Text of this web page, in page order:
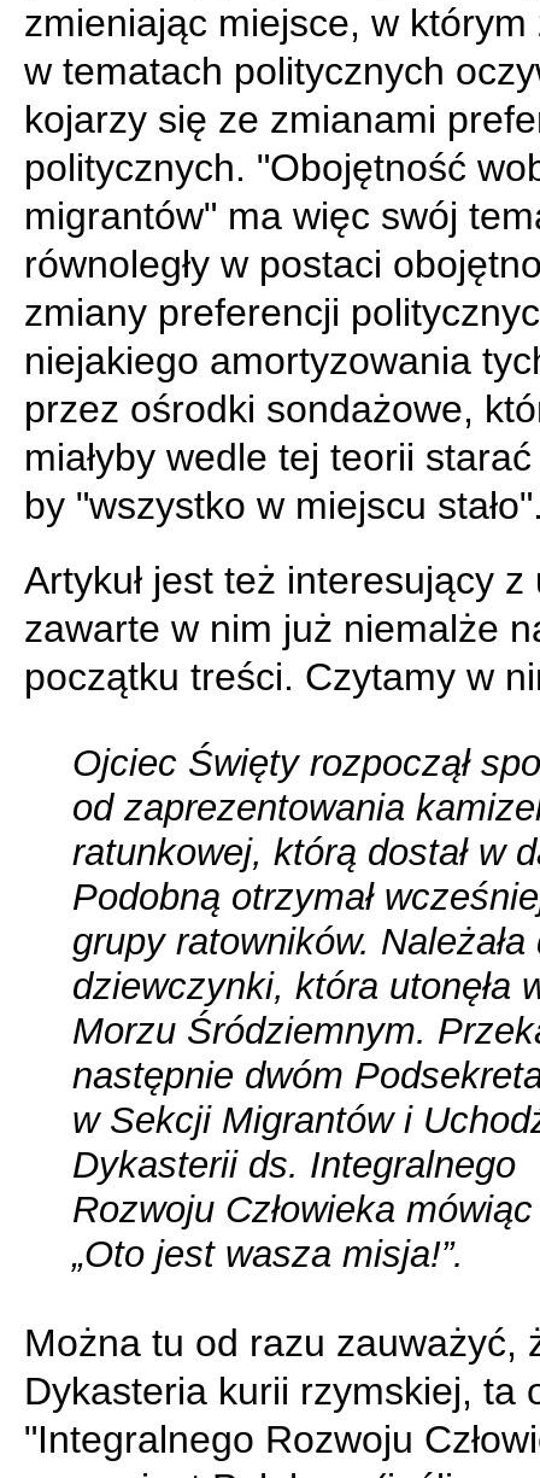
zmieniając miejsce, w którym
w tematach politycznych
kojarzy się ze zmianami
politycznych. "Obojętność
migrantów" ma więc swój
równoległy w postaci
zmiany preferencji
niejakiego amortyzowania
przez ośrodki sondażowe,
miałyby wedle tej teorii
by "wszystko w miejscu
Artykuł jest też interesujący z
zawarte w nim już niemalże
początku treści. Czytamy w
Ojciec Święty rozpoczął
od zaprezentowania
ratunkowej, którą dostał w
Podobną otrzymał
grupy ratowników. Należała
dziewczynki, która utonęła
Morzu Śródziemnym.
następnie dwóm
w Sekcji Migrantów i
Dykasterii ds. Integralnego
Rozwoju Człowieka
„Oto jest wasza misja!”.
Można tu od razu zauważyć,
Dykasteria kurii rzymskiej, ta
"Integralnego Rozwoju